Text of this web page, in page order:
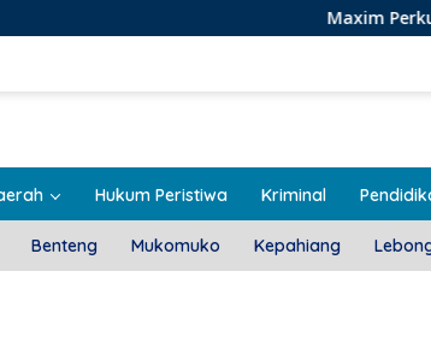
Maxim Perkuat
Hukum Peristiwa Kriminal
Benteng Mukomuko Kepahiang